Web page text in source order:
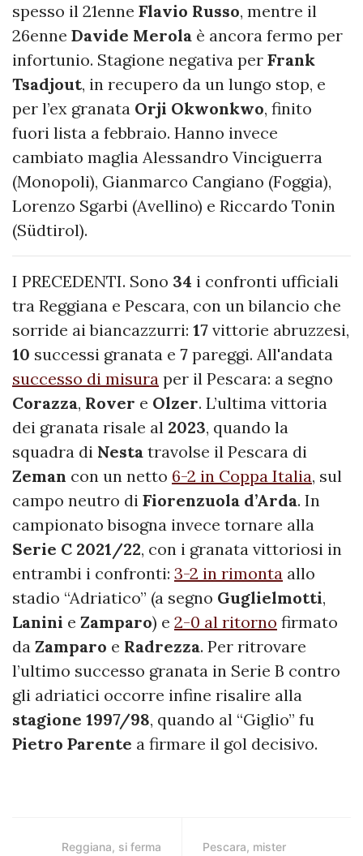
spesso il 21enne Flavio Russo, mentre il
26enne Davide Merola è ancora fermo per
infortunio. Stagione negativa per Frank
Tsadjout, in recupero da un lungo stop, e
per l’ex granata Orji Okwonkwo, finito
fuori lista a febbraio. Hanno invece
cambiato maglia Alessandro Vinciguerra
(Monopoli), Gianmarco Cangiano (Foggia),
Lorenzo Sgarbi (Avellino) e Riccardo Tonin
(Südtirol).
I PRECEDENTI. Sono 34 i confronti ufficiali
tra Reggiana e Pescara, con un bilancio che
sorride ai biancazzurri: 17 vittorie abruzzesi,
10 successi granata e 7 pareggi. All'andata
successo di misura per il Pescara: a segno
Corazza, Rover e Olzer. L’ultima vittoria
dei granata risale al 2023, quando la
squadra di Nesta travolse il Pescara di
Zeman con un netto 6-2 in Coppa Italia, sul
campo neutro di Fiorenzuola d’Arda. In
campionato bisogna invece tornare alla
Serie C 2021/22, con i granata vittoriosi in
entrambi i confronti: 3-2 in rimonta allo
stadio “Adriatico” (a segno Guglielmotti,
Lanini e Zamparo) e 2-0 al ritorno firmato
da Zamparo e Radrezza. Per ritrovare
l’ultimo successo granata in Serie B contro
gli adriatici occorre infine risalire alla
stagione 1997/98, quando al “Giglio” fu
Pietro Parente a firmare il gol decisivo.
Reggiana, si ferma Pescara, mister